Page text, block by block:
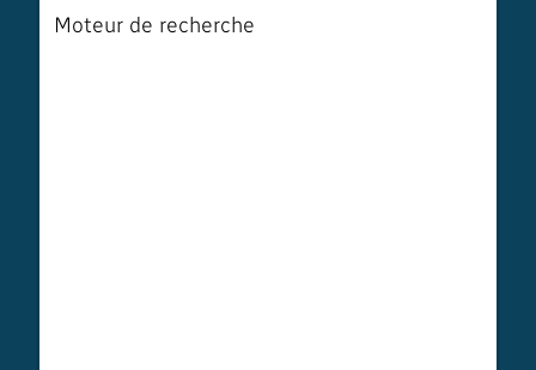
Moteur de recherche